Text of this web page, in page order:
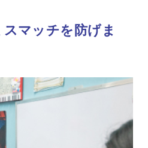
し込み
マッチを防げま